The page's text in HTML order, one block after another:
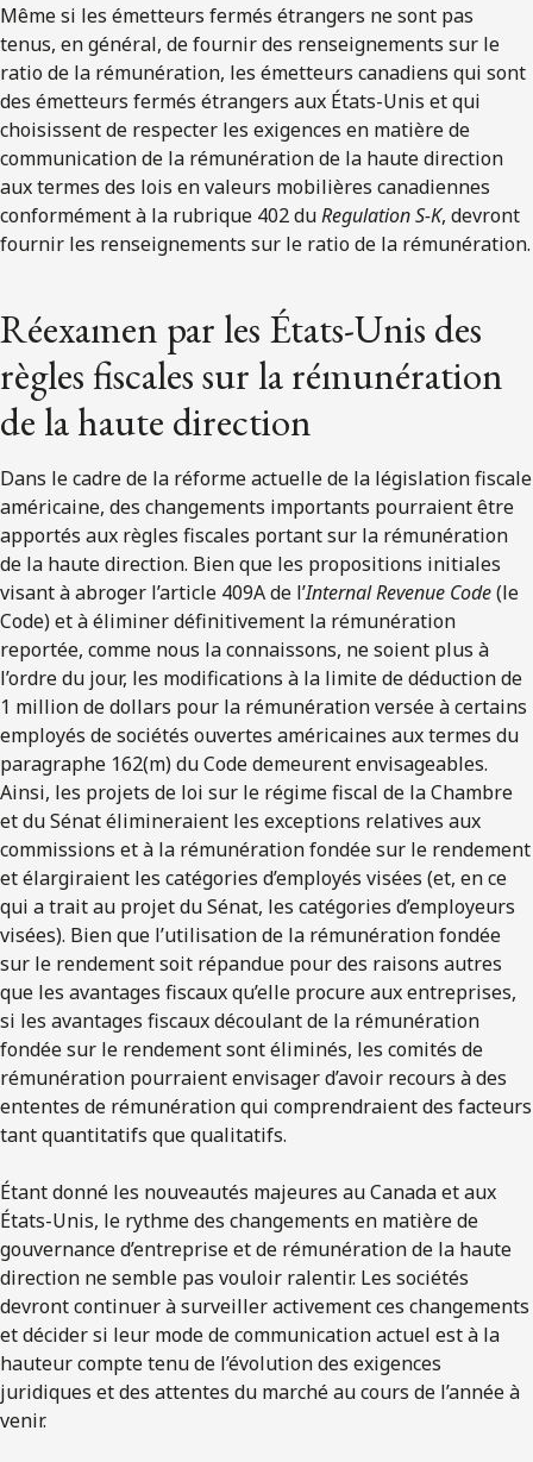
Même si les émetteurs fermés étrangers ne sont pas
tenus, en général, de fournir des renseignements sur le
ratio de la rémunération, les émetteurs canadiens qui sont
des émetteurs fermés étrangers aux États-Unis et qui
choisissent de respecter les exigences en matière de
communication de la rémunération de la haute direction
aux termes des lois en valeurs mobilières canadiennes
conformément à la rubrique 402 duRegulation S-K, devront
fournir les renseignements sur le ratio de la rémunération.
Réexamen par les États-Unis des
règles fiscales sur la rémunération
de la haute direction
Dans le cadre de la réforme actuelle de la législation fiscale
américaine, des changements importants pourraient être
apportés aux règles fiscales portant sur la rémunération
de la haute direction. Bien que les propositions initiales
visant à abroger l’article 409A de l’Internal Revenue Code(le
Code) et à éliminer définitivement la rémunération
reportée, comme nous la connaissons, ne soient plus à
l’ordre du jour, les modifications à la limite de déduction de
1 million de dollars pour la rémunération versée à certains
employés de sociétés ouvertes américaines aux termes du
paragraphe 162(m) du Code demeurent envisageables.
Ainsi, les projets de loi sur le régime fiscal de la Chambre
et du Sénat élimineraient les exceptions relatives aux
commissions et à la rémunération fondée sur le rendement
et élargiraient les catégories d’employés visées (et, en ce
qui a trait au projet du Sénat, les catégories d’employeurs
visées). Bien que l’utilisation de la rémunération fondée
sur le rendement soit répandue pour des raisons autres
que les avantages fiscaux qu’elle procure aux entreprises,
si les avantages fiscaux découlant de la rémunération
fondée sur le rendement sont éliminés, les comités de
rémunération pourraient envisager d’avoir recours à des
ententes de rémunération qui comprendraient des facteurs
tant quantitatifs que qualitatifs.
Étant donné les nouveautés majeures au Canada et aux
États-Unis, le rythme des changements en matière de
gouvernance d’entreprise et de rémunération de la haute
direction ne semble pas vouloir ralentir. Les sociétés
devront continuer à surveiller activement ces changements
et décider si leur mode de communication actuel est à la
hauteur compte tenu de l’évolution des exigences
juridiques et des attentes du marché au cours de l’année à
venir.